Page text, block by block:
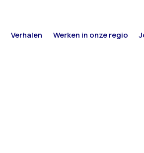
Verhalen Werken in onze regio